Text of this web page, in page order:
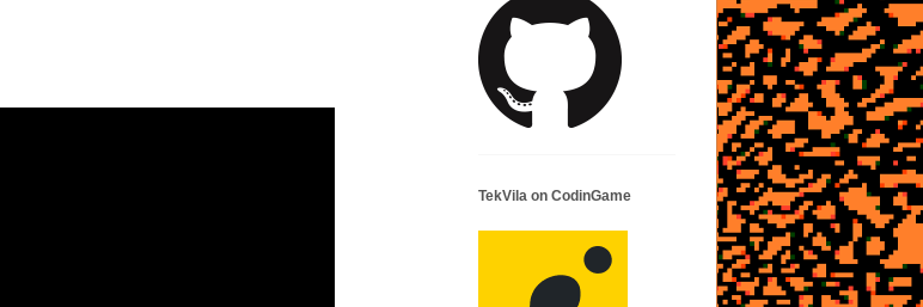
TekVila on CodinGame